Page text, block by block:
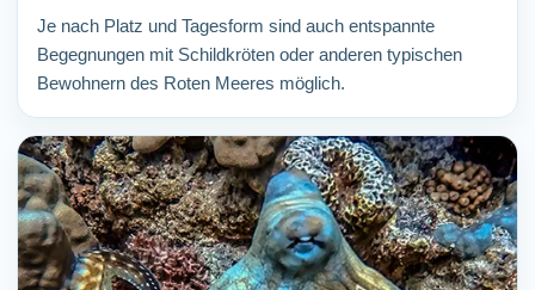
Je nach Platz und Tagesform sind auch entspannte
Begegnungen mit Schildkröten oder anderen typischen
Bewohnern des Roten Meeres möglich.